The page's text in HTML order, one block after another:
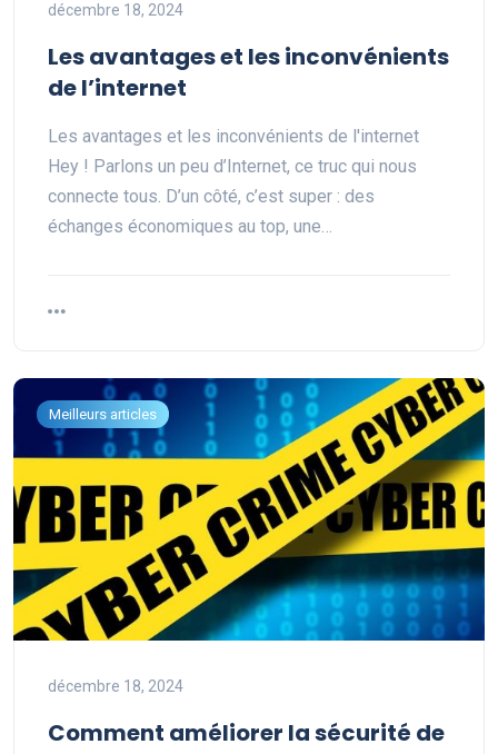
décembre 18, 2024
Les avantages et les inconvénients
de l’internet
Les avantages et les inconvénients de l'internet
Hey ! Parlons un peu d’Internet, ce truc qui nous
connecte tous. D’un côté, c’est super : des
échanges économiques au top, une…
Meilleurs articles
décembre 18, 2024
Comment améliorer la sécurité de